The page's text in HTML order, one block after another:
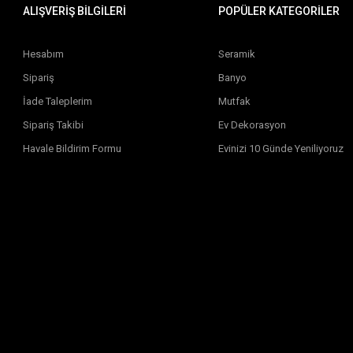
ALIŞVERİŞ BİLGİLERİ
Hesabım
Sipariş
İade Taleplerim
Sipariş Takibi
Havale Bildirim Formu
POPÜLER KATEGORİLER
Seramik
Banyo
Mutfak
Ev Dekorasyon
Evinizi 10 Günde Yeniliyoruz